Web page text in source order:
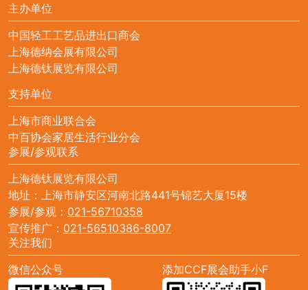
主办单位
中国轻工工艺品进出口商会
上海德纳会展有限公司
上海德钛展览有限公司
支持单位
上海市商业联合会
中百协会家居生活行业分会
参展/参观联系
上海德钛展览有限公司
地址：上海市静安区河南北路441号锦艺大厦15楼
参展/参观： 021-56710358
宣传推广： 021-56510386-8007
关注我们
微信公众号
添加CCF展会助手小F